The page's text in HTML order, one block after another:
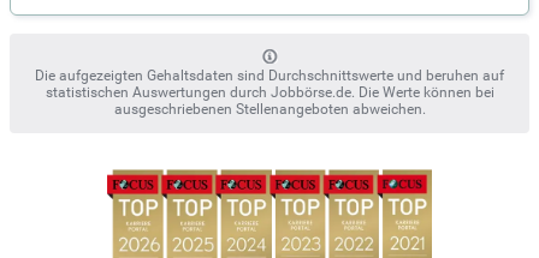
Die aufgezeigten Gehaltsdaten sind Durchschnittswerte und beruhen auf
statistischen Auswertungen durch Jobbörse.de. Die Werte können bei
ausgeschriebenen Stellenangeboten abweichen.